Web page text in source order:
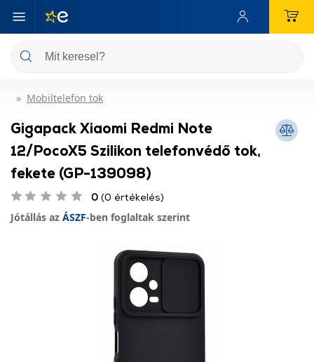
Mobiltelefon tok
Gigapack Xiaomi Redmi Note
12/PocoX5 Szilikon telefonvédő tok,
fekete (GP-139098)
0 (0 értékelés)
Jótállás az ÁSZF-ben foglaltak szerint